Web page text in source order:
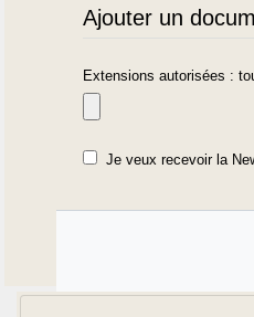
Ajouter un
Extensions autorisées :
Je veux recevoir la